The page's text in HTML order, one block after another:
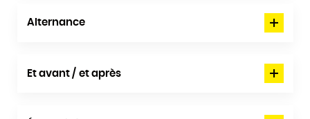
Alternance
Et avant / et après